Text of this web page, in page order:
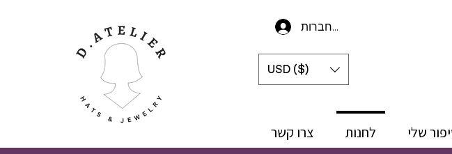
להתחברות
USD ($)
צרו קשר לחנות שלי